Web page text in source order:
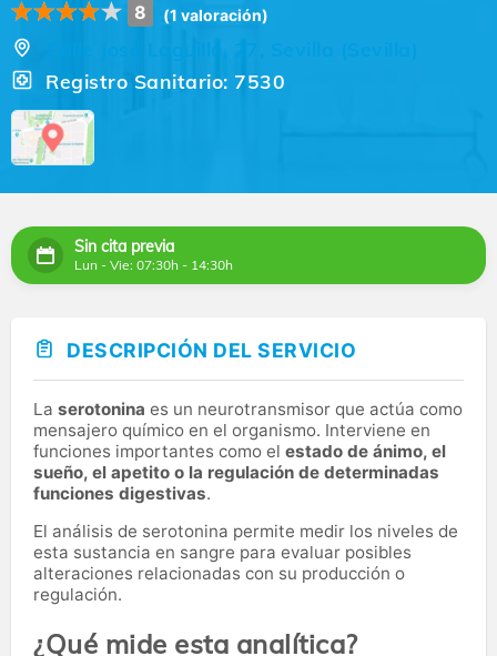
8 (1 valoración)
Registro Sanitario: 7530
Sin cita previa
Lun - Vie: 07:30h - 14:30h
DESCRIPCIÓN DEL SERVICIO
La serotonina es un neurotransmisor que actúa como
mensajero químico en el organismo. Interviene en
funciones importantes como el estado de ánimo, el
sueño, el apetito o la regulación de determinadas
funciones digestivas.
El análisis de serotonina permite medir los niveles de
esta sustancia en sangre para evaluar posibles
alteraciones relacionadas con su producción o
regulación.
¿Qué mide esta analítica?